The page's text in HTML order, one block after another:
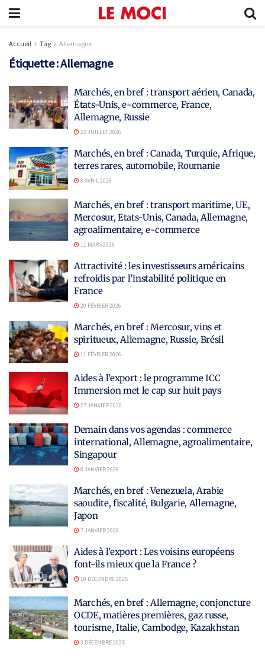
Accueil Tag Allemagne
Étiquette :Allemagne
Marchés, en bref : transport aérien, Canada,
États-Unis, e-commerce, France,
Allemagne, Russie
22 JUILLET 2026
Marchés, en bref : Canada, Turquie, Afrique,
terres rares, automobile, Roumanie
8 AVRIL 2026
Marchés, en bref : transport maritime, UE,
Mercosur, Etats-Unis, Canada, Allemagne,
agroalimentaire, e-commerce
11 MARS 2026
Attractivité : les investisseurs américains
refroidis par l’instabilité politique en
France
20 FÉVRIER 2026
Marchés, en bref : Mercosur, vins et
spiritueux, Allemagne, Russie, Brésil
11 FÉVRIER 2026
Aides à l’export : le programme ICC
Immersion met le cap sur huit pays
27 JANVIER 2026
Demain dans vos agendas : commerce
international, Allemagne, agroalimentaire,
Singapour
8 JANVIER 2026
Marchés, en bref : Venezuela, Arabie
saoudite, fiscalité, Bulgarie, Allemagne,
Japon
7 JANVIER 2026
Aides à l’export : Les voisins européens
font-ils mieux que la France ?
10 DÉCEMBRE 2025
Marchés, en bref : Allemagne, conjoncture
OCDE, matières premières, gaz russe,
tourisme, Italie, Cambodge, Kazakhstan
3 DÉCEMBRE 2025